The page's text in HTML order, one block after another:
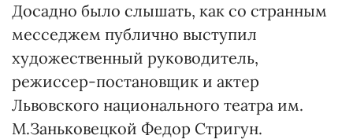
Досадно было слышать, как со странным
месседжем публично выступил
художественный руководитель,
режиссер-постановщик и актер
Львовского национального театра им.
М.Заньковецкой Федор Стригун.